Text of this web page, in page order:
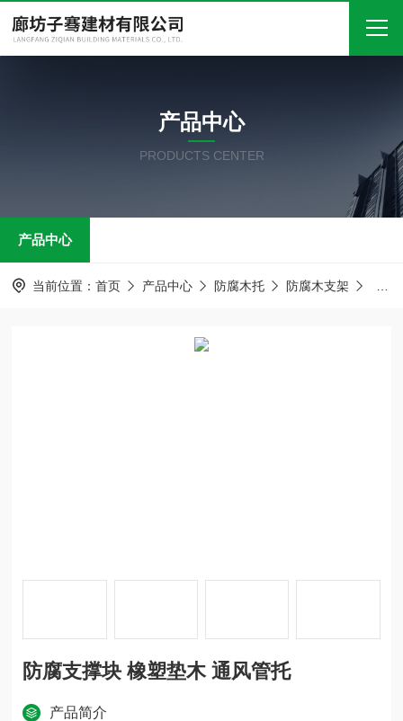
关于我们
产品中心
在线留言
产品中心
PRODUCTS CENTER
产品中心
当前位置： 首页 产品中心 防腐木托 防腐木支架
防腐支撑块 橡塑垫木 通风管托
产品简介